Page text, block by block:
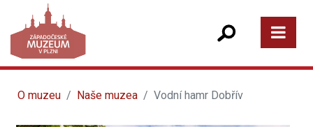
O muzeu Naše muzea Vodní hamr Dobřív